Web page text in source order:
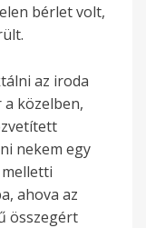
bérlet volt,
az iroda
közelben,
nekem egy
ahova az
összegért